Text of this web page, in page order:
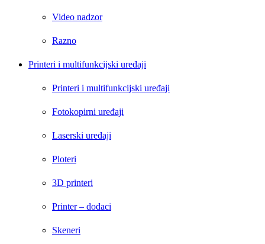
Video nadzor
Razno
Printeri i multifunkcijski uređaji
Printeri i multifunkcijski uređaji
Fotokopirni uređaji
Laserski uređaji
Ploteri
3D printeri
Printer – dodaci
Skeneri